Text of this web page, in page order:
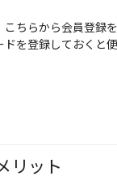
ちらから会員登録を
を登録しておくと
リット